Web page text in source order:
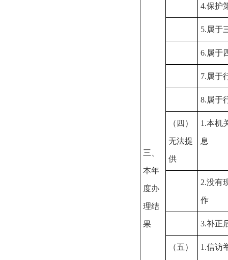
三、
本年
度办
理结
果
4.保护
5.属于
6.属于
7.属于
8.属于
（四）
无法提
供
1.本机
息
2.没有
作
3.补正
（五） 1.信访